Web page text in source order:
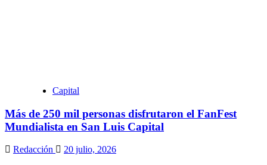
Capital
Más de 250 mil personas disfrutaron el FanFest
Mundialista en San Luis Capital
Redacción 20 julio, 2026